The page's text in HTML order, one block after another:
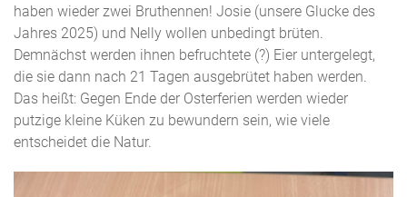
haben wieder zwei Bruthennen! Josie (unsere Glucke des
Jahres 2025) und Nelly wollen unbedingt brüten.
Demnächst werden ihnen befruchtete (?) Eier untergelegt,
die sie dann nach 21 Tagen ausgebrütet haben werden.
Das heißt: Gegen Ende der Osterferien werden wieder
putzige kleine Küken zu bewundern sein, wie viele
entscheidet die Natur.